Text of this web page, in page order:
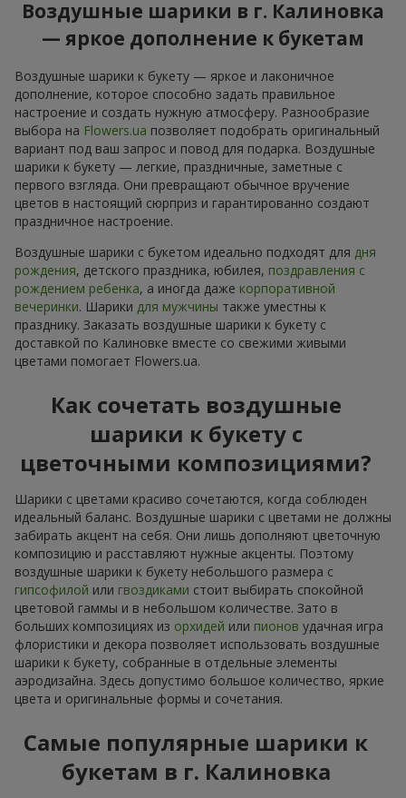
Воздушные шарики в г. Калиновка
— яркое дополнение к букетам
Воздушные шарики к букету — яркое и лаконичное
дополнение, которое способно задать правильное
настроение и создать нужную атмосферу. Разнообразие
выбора на Flowers.ua позволяет подобрать оригинальный
вариант под ваш запрос и повод для подарка. Воздушные
шарики к букету — легкие, праздничные, заметные с
первого взгляда. Они превращают обычное вручение
цветов в настоящий сюрприз и гарантированно создают
праздничное настроение.
Воздушные шарики с букетом идеально подходят для дня
рождения, детского праздника, юбилея, поздравления с
рождением ребенка, а иногда даже корпоративной
вечеринки. Шарики для мужчины также уместны к
празднику. Заказать воздушные шарики к букету с
доставкой по Калиновке вместе со свежими живыми
цветами помогает Flowers.ua.
Как сочетать воздушные
шарики к букету с
цветочными композициями?
Шарики с цветами красиво сочетаются, когда соблюден
идеальный баланс. Воздушные шарики с цветами не должны
забирать акцент на себя. Они лишь дополняют цветочную
композицию и расставляют нужные акценты. Поэтому
воздушные шарики к букету небольшого размера с
гипсофилой или гвоздиками стоит выбирать спокойной
цветовой гаммы и в небольшом количестве. Зато в
больших композициях из орхидей или пионов удачная игра
флористики и декора позволяет использовать воздушные
шарики к букету, собранные в отдельные элементы
аэродизайна. Здесь допустимо большое количество, яркие
цвета и оригинальные формы и сочетания.
Самые популярные шарики к
букетам в г. Калиновка